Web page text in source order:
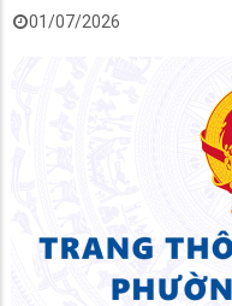
01/07/2026